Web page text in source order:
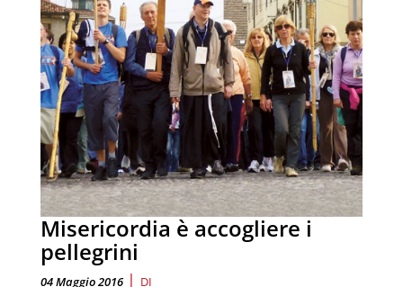
Misericordia è accogliere i
pellegrini
04 Maggio 2016 | DI